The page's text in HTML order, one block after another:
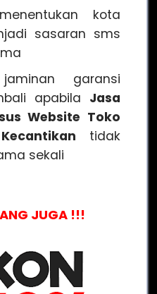
kota
sasaran sms
garansi
apabila Jasa
Website Toko
tidak
sekali
JUGA !!!